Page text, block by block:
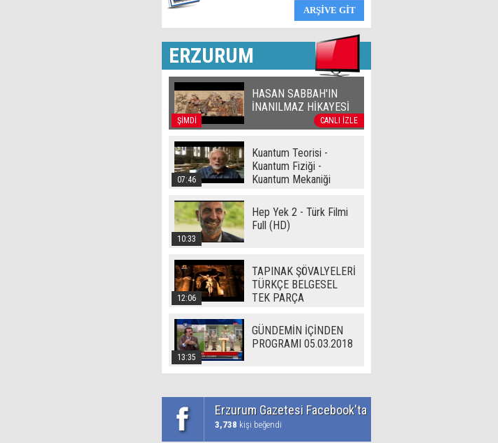
ERZURUM
ŞİMDİ CANLI İZLE
HASAN SABBAH'IN
İNANILMAZ HİKAYESİ
07:46
Kuantum Teorisi -
Kuantum Fiziği -
Kuantum Mekaniği
10:33
Hep Yek 2 - Türk Filmi
Full (HD)
12:06
TAPINAK ŞÖVALYELERİ
TÜRKÇE BELGESEL
TEK PARÇA
13:35
GÜNDEMİN İÇİNDEN
PROGRAMI 05.03.2018
Erzurum Gazetesi Facebook'ta
3,738 kişi beğendi